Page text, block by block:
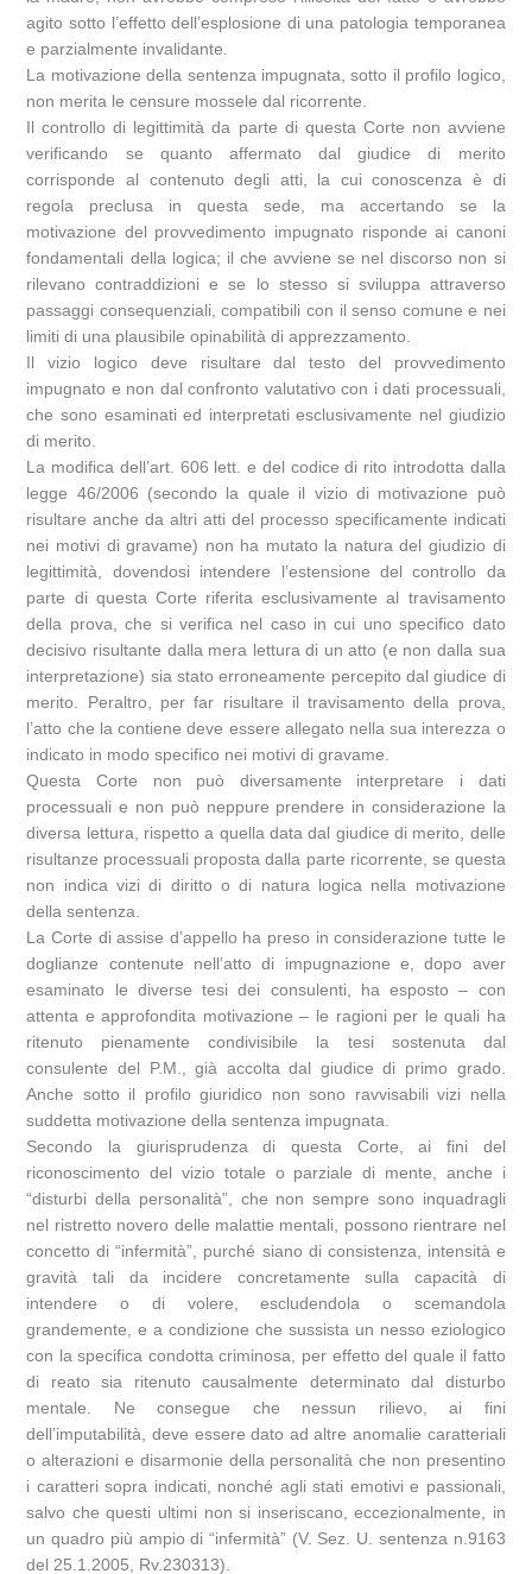
agito sotto l’effetto dell’esplosione di una patologia temporanea
e parzialmente invalidante.
La motivazione della sentenza impugnata, sotto il profilo logico,
non merita le censure mossele dal ricorrente.
Il controllo di legittimità da parte di questa Corte non avviene
verificando se quanto affermato dal giudice di merito
corrisponde al contenuto degli atti, la cui conoscenza è di
regola preclusa in questa sede, ma accertando se la
motivazione del provvedimento impugnato risponde ai canoni
fondamentali della logica; il che avviene se nel discorso non si
rilevano contraddizioni e se lo stesso si sviluppa attraverso
passaggi consequenziali, compatibili con il senso comune e nei
limiti di una plausibile opinabilità di apprezzamento.
Il vizio logico deve risultare dal testo del provvedimento
impugnato e non dal confronto valutativo con i dati processuali,
che sono esaminati ed interpretati esclusivamente nel giudizio
di merito.
La modifica dell’art. 606 lett. e del codice di rito introdotta dalla
legge 46/2006 (secondo la quale il vizio di motivazione può
risultare anche da altri atti del processo specificamente indicati
nei motivi di gravame) non ha mutato la natura del giudizio di
legittimità, dovendosi intendere l’estensione del controllo da
parte di questa Corte riferita esclusivamente al travisamento
della prova, che si verifica nel caso in cui uno specifico dato
decisivo risultante dalla mera lettura di un atto (e non dalla sua
interpretazione) sia stato erroneamente percepito dal giudice di
merito. Peraltro, per far risultare il travisamento della prova,
l’atto che la contiene deve essere allegato nella sua interezza o
indicato in modo specifico nei motivi di gravame.
Questa Corte non può diversamente interpretare i dati
processuali e non può neppure prendere in considerazione la
diversa lettura, rispetto a quella data dal giudice di merito, delle
risultanze processuali proposta dalla parte ricorrente, se questa
non indica vizi di diritto o di natura logica nella motivazione
della sentenza.
La Corte di assise d’appello ha preso in considerazione tutte le
doglianze contenute nell’atto di impugnazione e, dopo aver
esaminato le diverse tesi dei consulenti, ha esposto – con
attenta e approfondita motivazione – le ragioni per le quali ha
ritenuto pienamente condivisibile la tesi sostenuta dal
consulente del P.M., già accolta dal giudice di primo grado.
Anche sotto il profilo giuridico non sono ravvisabili vizi nella
suddetta motivazione della sentenza impugnata.
Secondo la giurisprudenza di questa Corte, ai fini del
riconoscimento del vizio totale o parziale di mente, anche i
“disturbi della personalità”, che non sempre sono inquadragli
nel ristretto novero delle malattie mentali, possono rientrare nel
concetto di “infermità”, purché siano di consistenza, intensità e
gravità tali da incidere concretamente sulla capacità di
intendere o di volere, escludendola o scemandola
grandemente, e a condizione che sussista un nesso eziologico
con la specifica condotta criminosa, per effetto del quale il fatto
di reato sia ritenuto causalmente determinato dal disturbo
mentale. Ne consegue che nessun rilievo, ai fini
dell’imputabilità, deve essere dato ad altre anomalie caratteriali
o alterazioni e disarmonie della personalità che non presentino
i caratteri sopra indicati, nonché agli stati emotivi e passionali,
salvo che questi ultimi non si inseriscano, eccezionalmente, in
un quadro più ampio di “infermità” (V. Sez. U. sentenza n.9163
del 25.1.2005, Rv.230313).